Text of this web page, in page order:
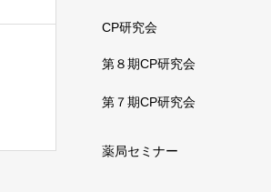
CP研究会
第８期CP研究会
第７期CP研究会
薬局セミナー